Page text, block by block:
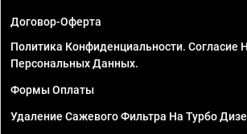
Договор-Оферта
Политика Конфиденциальности. Согласие
Персональных Данных.
Формы Оплаты
Удаление Сажевого Фильтра На Турбо